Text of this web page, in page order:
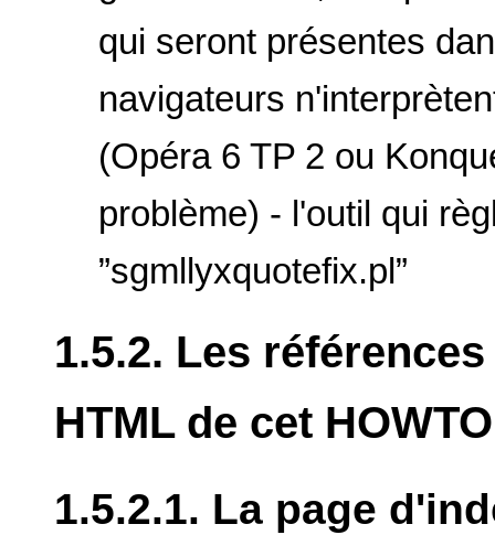
qui seront présentes
navigateurs
(Opéra 6 TP 2 ou
problème) - l'outil qui
”sgmllyxquotefix.pl”
1.5.2. Les
HTML de cet
1.5.2.1. La page